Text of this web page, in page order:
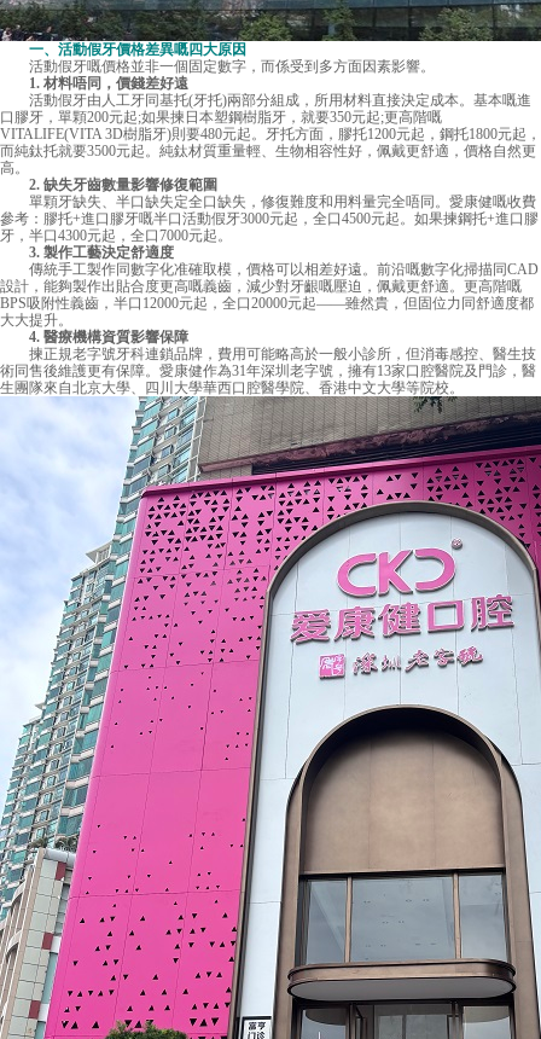
一、活動假牙價格差異嘅四大原因
活動假牙嘅價格並非一個固定數字，而係受到多方面因素影響。
1. 材料唔同，價錢差好遠
活動假牙由人工牙同基托(牙托)兩部分組成，所用材料直接決定成本。基本嘅進
口膠牙，單顆200元起;如果揀日本塑鋼樹脂牙，就要350元起;更高階嘅
VITALIFE(VITA 3D樹脂牙)則要480元起。牙托方面，膠托1200元起，鋼托1800元起，
而純鈦托就要3500元起。純鈦材質重量輕、生物相容性好，佩戴更舒適，價格自然更
高。
2. 缺失牙齒數量影響修復範圍
單顆牙缺失、半口缺失定全口缺失，修復難度和用料量完全唔同。愛康健嘅收費
參考：膠托+進口膠牙嘅半口活動假牙3000元起，全口4500元起。如果揀鋼托+進口膠
牙，半口4300元起，全口7000元起。
3. 製作工藝決定舒適度
傳統手工製作同數字化准確取模，價格可以相差好遠。前沿嘅數字化掃描同CAD
設計，能夠製作出貼合度更高嘅義齒，減少對牙齦嘅壓迫，佩戴更舒適。更高階嘅
BPS吸附性義齒，半口12000元起，全口20000元起——雖然貴，但固位力同舒適度都
大大提升。
4. 醫療機構資質影響保障
揀正規老字號牙科連鎖品牌，費用可能略高於一般小診所，但消毒感控、醫生技
術同售後維護更有保障。愛康健作為31年深圳老字號，擁有13家口腔醫院及門診，醫
生團隊來自北京大學、四川大學華西口腔醫學院、香港中文大學等院校。